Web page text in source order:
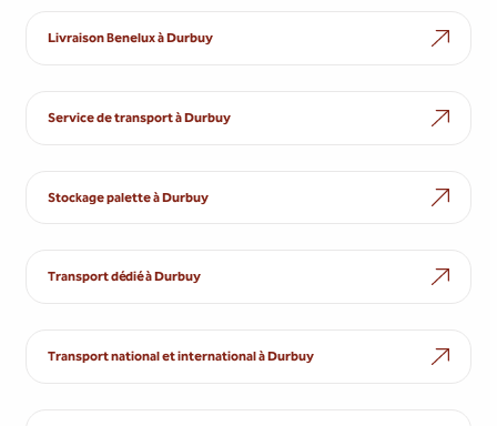
Livraison Benelux à Durbuy
Service de transport à Durbuy
Stockage palette à Durbuy
Transport dédié à Durbuy
Transport national et international à Durbuy